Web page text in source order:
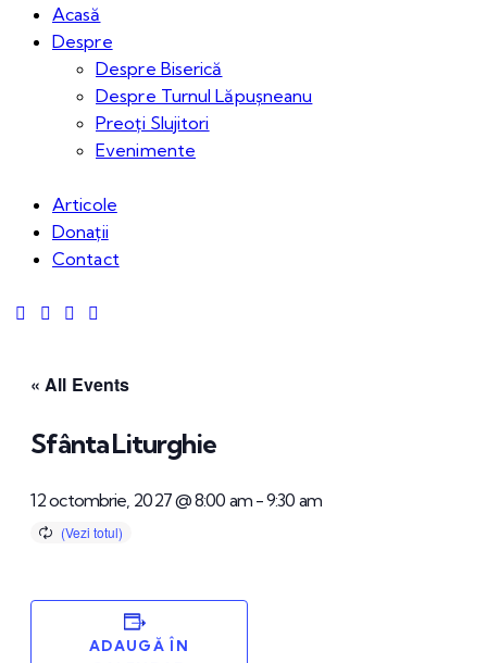
Acasă
Despre
Despre Biserică
Despre Turnul Lăpușneanu
Preoți Slujitori
Evenimente
Articole
Donații
Contact
« All Events
Sfânta Liturghie
12 octombrie, 2027 @ 8:00 am-9:30 am
ADAUGĂ ÎN